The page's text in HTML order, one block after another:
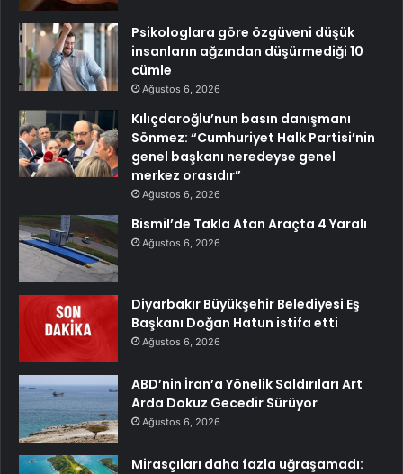
Psikologlara göre özgüveni düşük
insanların ağzından düşürmediği 10
cümle
Ağustos 6, 2026
Kılıçdaroğlu’nun basın danışmanı
Sönmez: “Cumhuriyet Halk Partisi’nin
genel başkanı neredeyse genel
merkez orasıdır”
Ağustos 6, 2026
Bismil’de Takla Atan Araçta 4 Yaralı
Ağustos 6, 2026
Diyarbakır Büyükşehir Belediyesi Eş
Başkanı Doğan Hatun istifa etti
Ağustos 6, 2026
ABD’nin İran’a Yönelik Saldırıları Art
Arda Dokuz Gecedir Sürüyor
Ağustos 6, 2026
Mirasçıları daha fazla uğraşamadı: